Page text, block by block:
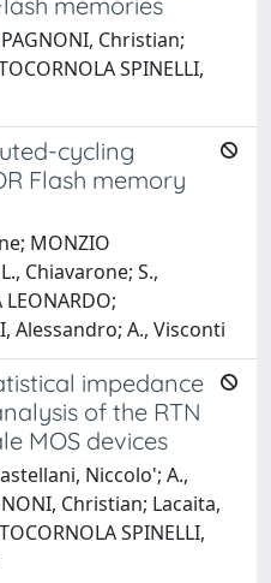
Christian;
SPINELLI,
cycling
Flash memory
MONZIO
Chiavarone; S.,
Alessandro; A., Visconti
impedance
of the RTN
MOS devices
Niccolo'; A.,
Christian; Lacaita,
SPINELLI,